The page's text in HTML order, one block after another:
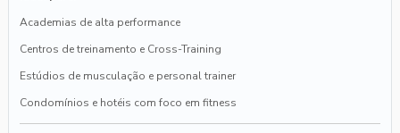
Academias de alta performance
Centros de treinamento e Cross-Training
Estúdios de musculação e personal trainer
Condomínios e hotéis com foco em fitness